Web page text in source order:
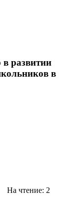
в развитии
в
На чтение: 2